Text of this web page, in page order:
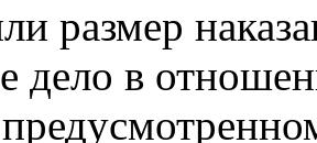
размер
дело в